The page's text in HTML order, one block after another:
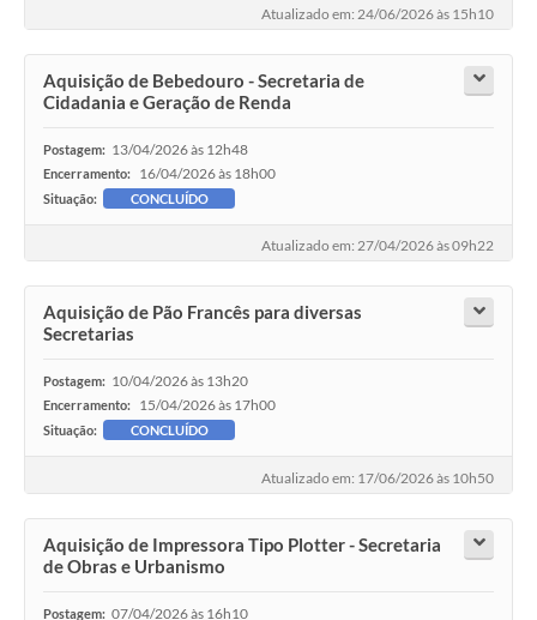
Atualizado em: 24/06/2026 às 15h10
Aquisição de Bebedouro - Secretaria de
Cidadania e Geração de Renda
Postagem: 13/04/2026 às 12h48
Encerramento: 16/04/2026 às 18h00
Situação: CONCLUÍDO
Atualizado em: 27/04/2026 às 09h22
Aquisição de Pão Francês para diversas
Secretarias
Postagem: 10/04/2026 às 13h20
Encerramento: 15/04/2026 às 17h00
Situação: CONCLUÍDO
Atualizado em: 17/06/2026 às 10h50
Aquisição de Impressora Tipo Plotter - Secretaria
de Obras e Urbanismo
Postagem: 07/04/2026 às 16h10